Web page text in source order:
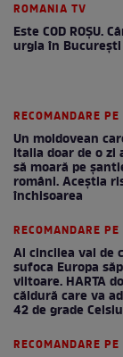
ROMANIA TV
Este COD ROŞU.
urgia în Bucureşti
RECOMANDARE
Un moldovean
Italia doar de o zi
să moară pe
români. Aceștia
închisoarea
RECOMANDARE
Al cincilea val de
sufoca Europa
viitoare. HARTA
căldură care va
42 de grade
RECOMANDARE